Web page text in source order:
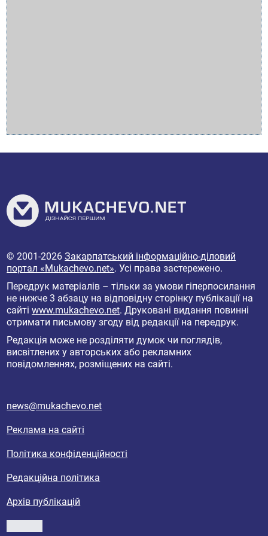
© 2001-2026Закарпатський інформаційно-діловий
портал «Mukachevo.net». Усі права застережено.
Передрук матеріалів – тільки за умови гіперпосилання
не нижче 3 абзацу на відповідну сторінку публікації на
сайтіwww.mukachevo.net. Друковані видання повинні
отримати письмову згоду від редакції на передрук.
Редакція може не розділяти думок чи поглядів,
висвітлених у авторських або рекламних
повідомленнях, розміщених на сайті.
news@mukachevo.net
Реклама на сайті
Політика конфіденційності
Редакційна політика
Архів публікацій